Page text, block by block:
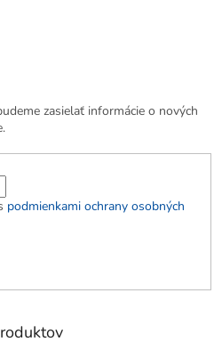
zasielať informácie o nových
podmienkami ochrany osobných